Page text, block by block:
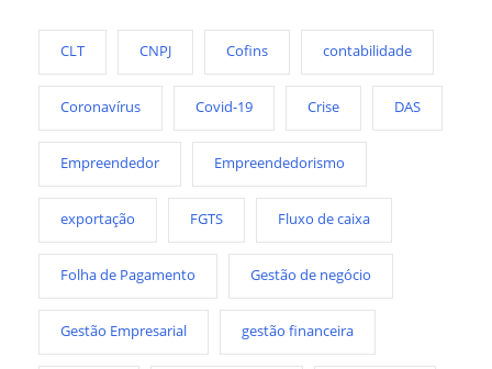
CLT CNPJ Cofins contabilidade
Coronavírus Covid-19 Crise DAS
Empreendedor Empreendedorismo
exportação FGTS Fluxo de caixa
Folha de Pagamento Gestão de negócio
Gestão Empresarial gestão financeira